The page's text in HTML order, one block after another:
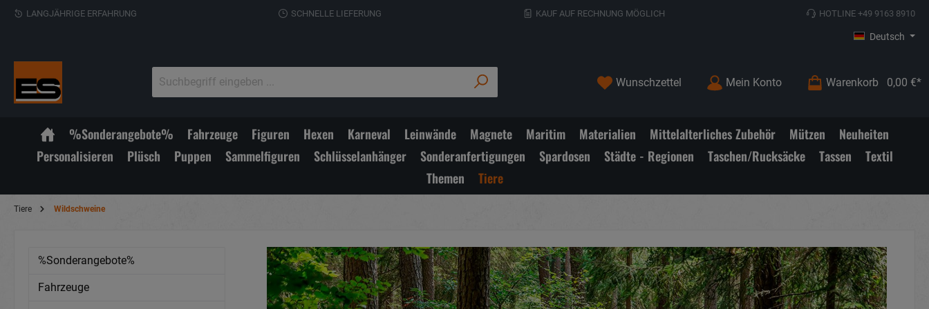
LANGJÄHRIGE ERFAHRUNG SCHNELLE LIEFERUNG KAUF AUF RECHNUNG MÖGLICH HOTLINE +49 9163 8910
Deutsch
Wunschzettel Mein Konto Warenkorb 0,00 €*
%Sonderangebote% Fahrzeuge Figuren Hexen Karneval Leinwände Magnete Maritim Materialien Mittelalterliches Zubehör Mützen
Neuheiten
Personalisieren
Plüsch Puppen Sammelfiguren Schlüsselanhänger Sonderanfertigungen Spardosen Städte - Regionen Taschen/Rucksäcke Tassen
Textil
Themen
Tiere
Tiere Wildschweine
%Sonderangebote%
Fahrzeuge